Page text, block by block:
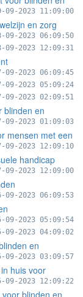
09-2023 11:09:00
en zorg
09-2023 06:09:50
09-2023 12:09:31
09-2023 06:09:45
09-2023 05:09:24
09-2023 02:09:51
blinden en
09-2023 01:09:03
mensen met een
09-2023 12:09:10
handicap
09-2023 12:09:00
09-2023 06:09:53
09-2023 05:09:54
09-2023 04:09:02
en
09-2023 03:09:57
huis voor
09-2023 12:09:22
blinden en